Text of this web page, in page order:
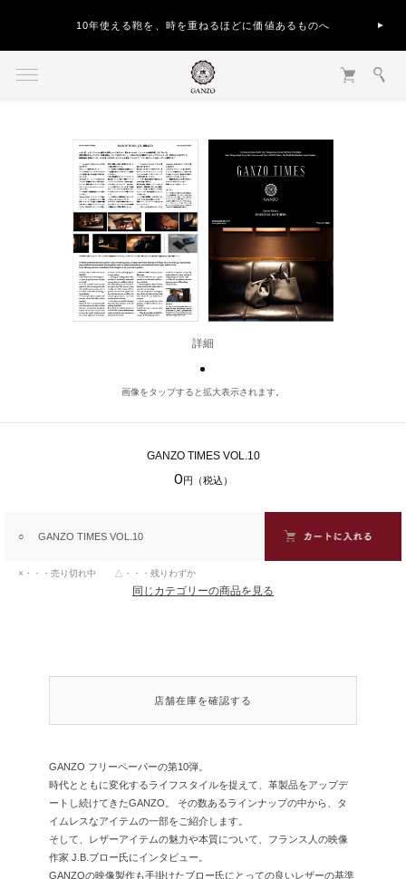
10年使える鞄を、時を重ねるほどに価値あるものへ
詳細
画像をタップすると拡大表示されます。
GANZO TIMES VOL.10
0円（税込）
○ GANZO TIMES VOL.10
×・・・売り切れ中 △・・・残りわずか
同じカテゴリーの商品を見る
店舗在庫を確認する
GANZO フリーペーパーの第10弾。
時代とともに変化するライフスタイルを捉えて、革製品をアップデ
ートし続けてきたGANZO。 その数あるラインナップの中から、タ
イムレスなアイテムの一部をご紹介します。
そして、レザーアイテムの魅力や本質について、フランス人の映像
作家 J.B.ブロー氏にインタビュー。
GANZOの映像製作も手掛けたブロー氏にとっての良いレザーの基準